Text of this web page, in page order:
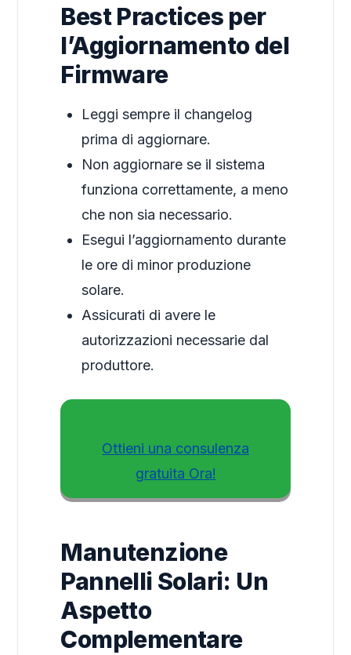
Best Practices per
l’Aggiornamento del
Firmware
Leggi sempre il changelog
prima di aggiornare.
Non aggiornare se il sistema
funziona correttamente, a meno
che non sia necessario.
Esegui l’aggiornamento durante
le ore di minor produzione
solare.
Assicurati di avere le
autorizzazioni necessarie dal
produttore.
Ottieni una consulenza
gratuita Ora!
Manutenzione
Pannelli Solari: Un
Aspetto
Complementare